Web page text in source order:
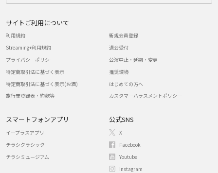
サイトご利用について
利用規約
Streaming+利用規約
プライバシーポリシー
特定商取引法に基づく表示
特定商取引法に基づく表示(お酒)
旅行業登録表・約款等
新規会員登録
退会受付
公演中止・延期・変更
推奨環境
はじめての方へ
カスタマーハラスメントポリシー
スマートフォンアプリ
イープラスアプリ
チラシクラシック
チラシミュージアム
公式SNS
X
Facebook
Youtube
Instagram